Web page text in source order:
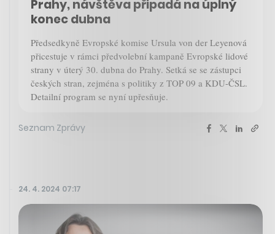
Prahy, návštěva připadá na úplný
konec dubna
Předsedkyně Evropské komise Ursula von der Leyenová
přicestuje v rámci předvolební kampaně Evropské lidové
strany v úterý 30. dubna do Prahy. Setká se se zástupci
českých stran, zejména s politiky z TOP 09 a KDU-ČSL.
Detailní program se nyní upřesňuje.
Seznam Zprávy
24. 4. 2024 07:17